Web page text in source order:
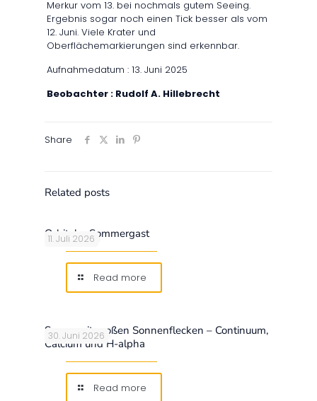
Merkur vom 13. bei nochmals gutem Seeing.
Ergebnis sogar noch einen Tick besser als vom
12. Juni. Viele Krater und
Oberflächemarkierungen sind erkennbar.
Aufnahmedatum : 13. Juni 2025
Beobachter : Rudolf A. Hillebrecht
Share
Related posts
11. Juli 2026
Orbitaler Sommergast
Read more
30. Juni 2026
Sonne mit großen Sonnenflecken – Continuum,
Calcium und H-alpha
Read more